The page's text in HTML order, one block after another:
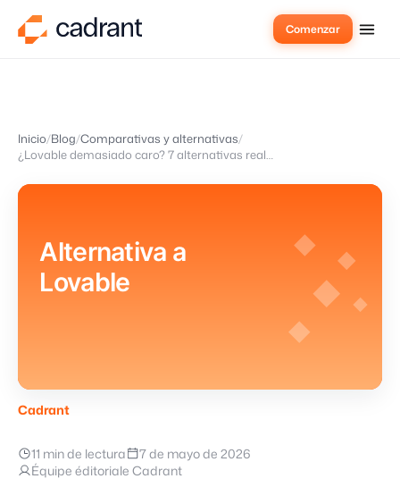
Comenzar
Inicio Blog Comparativas y alternativas
¿Lovable demasiado caro? 7 alternativas reales en 2026
Alternativa a
Lovable
Cadrant
11 min de lectura
7 de mayo de 2026
Équipe éditoriale Cadrant